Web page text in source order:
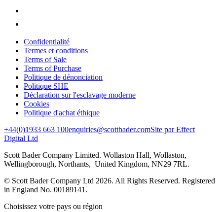
Confidentialité
Termes et conditions
Terms of Sale
Terms of Purchase
Politique de dénonciation
Politique SHE
Déclaration sur l'esclavage moderne
Cookies
Politique d'achat éthique
+44(0)1933 663 100enquiries@scottbader.comSite par Effect
Digital Ltd
Scott Bader Company Limited. Wollaston Hall, Wollaston,
Wellingborough, Northants, United Kingdom, NN29 7RL.
© Scott Bader Company Ltd 2026. All Rights Reserved. Registered
in England No. 00189141.
Choisissez votre pays ou région